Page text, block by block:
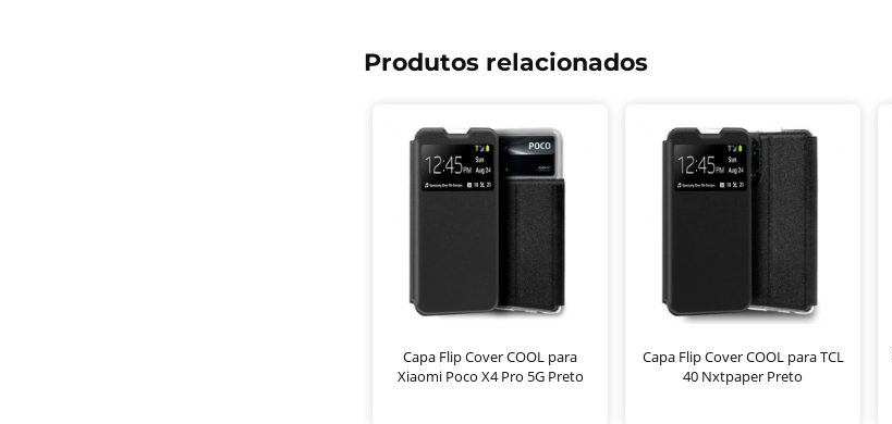
Produtos relacionados
Capa Flip Cover COOL para
Xiaomi Poco X4 Pro 5G Preto
Capa Flip Cover COOL para TCL
40 Nxtpaper Preto